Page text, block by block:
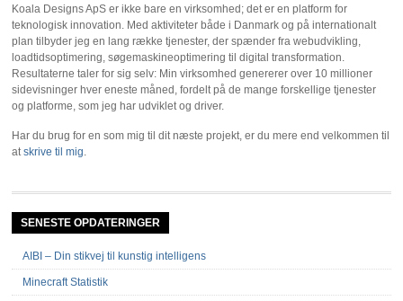
Koala Designs ApS er ikke bare en virksomhed; det er en platform for
teknologisk innovation. Med aktiviteter både i Danmark og på internationalt
plan tilbyder jeg en lang række tjenester, der spænder fra webudvikling,
loadtidsoptimering, søgemaskineoptimering til digital transformation.
Resultaterne taler for sig selv: Min virksomhed genererer over 10 millioner
sidevisninger hver eneste måned, fordelt på de mange forskellige tjenester
og platforme, som jeg har udviklet og driver.
Har du brug for en som mig til dit næste projekt, er du mere end velkommen til
atskrive til mig.
SENESTE OPDATERINGER
AIBI – Din stikvej til kunstig intelligens
Minecraft Statistik